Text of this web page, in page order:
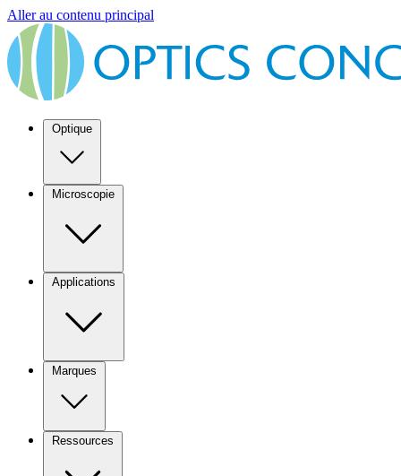
Aller au contenu principal
Optique
Microscopie
Applications
Marques
Ressources